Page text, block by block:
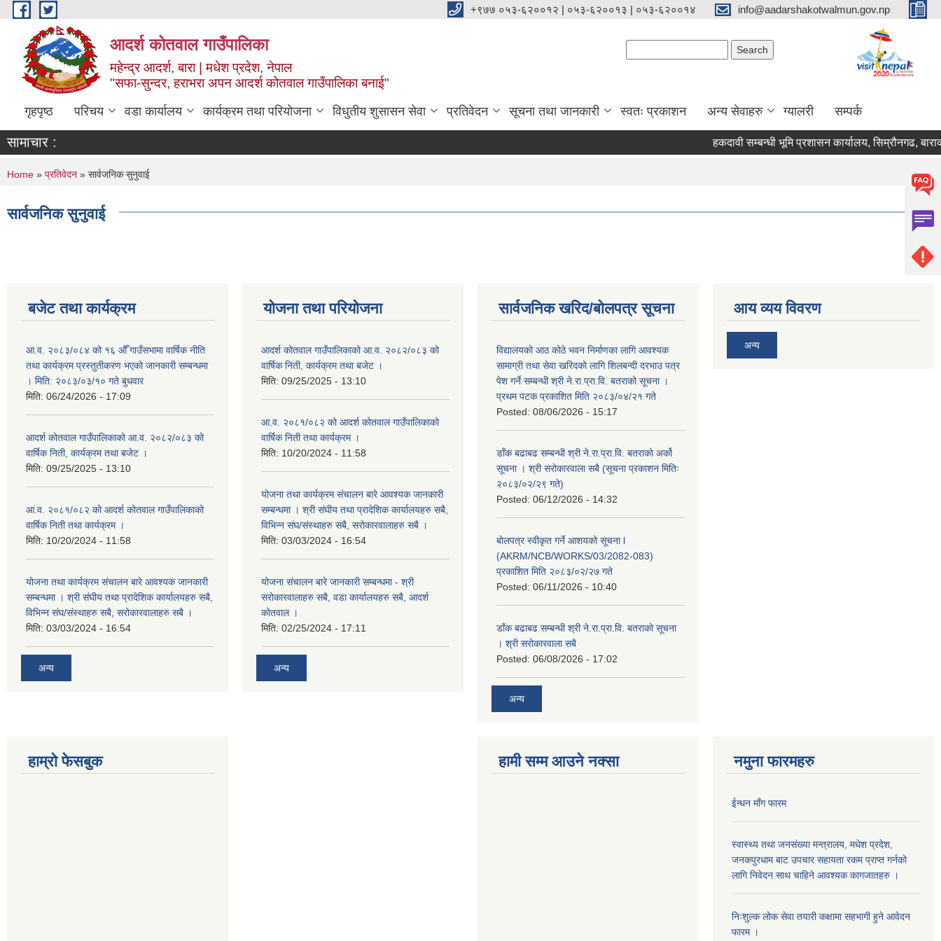
Skip to main content +९७७ ०५३-६२००१२ | ०५३-६२००१३ | ०५३-६२००१४ info@aadarshakotwalmun.gov.np
आदर्श कोतवाल गाउँपालिका
महेन्द्र आदर्श, बारा | मधेश प्रदेश, नेपाल
"सफा-सुन्दर, हराभरा अपन आदर्श कोतवाल गाउँपालिका बनाई"
गृहपृष्ठ परिचय वडा कार्यालय कार्यक्रम तथा परियोजना विधुतीय शुसासन सेवा प्रतिवेदन सूचना तथा जानकारी स्वतः प्रकाशन अन्य सेवाहरु ग्यालरी सम्पर्क
सामाचार : हकदावी सम्बन्धी भूमि प्रशासन कार्यालय, सिम्रौनगढ,
You are here
Home » प्रतिवेदन » सार्वजनिक सुनुवाई
सार्वजनिक सुनुवाई
बजेट तथा कार्यक्रम
आ.व. २०८३/०८४ को १६ औँ गाउँसभामा वार्षिक नीति
तथा कार्यक्रम प्रस्तुतीकरण भएको जानकारी सम्बन्धमा
। मिति: २०८३/०३/१० गते बुधवार
मिति: 06/24/2026 - 17:09
आदर्श कोतवाल गाउँपालिकाको आ.व. २०८२/०८३ को
वार्षिक निती, कार्यक्रम तथा बजेट ।
मिति: 09/25/2025 - 13:10
आ.व. २०८१/०८२ को आदर्श कोतवाल गाउँपालिकाको
वार्षिक निती तथा कार्यक्रम ।
मिति: 10/20/2024 - 11:58
योजना तथा कार्यक्रम संचालन बारे आवश्यक जानकारी
सम्बन्धमा । श्री संघीय तथा प्रादेशिक कार्यालयहरु सबै,
विभिन्‍न संघ/संस्थाहरु सबै, सरोकारवालाहरु सबै ।
मिति: 03/03/2024 - 16:54
अन्य
योजना तथा परियोजना
आदर्श कोतवाल गाउँपालिकाको आ.व. २०८२/०८३ को
वार्षिक निती, कार्यक्रम तथा बजेट ।
मिति: 09/25/2025 - 13:10
आ.व. २०८१/०८२ को आदर्श कोतवाल गाउँपालिकाको
वार्षिक निती तथा कार्यक्रम ।
मिति: 10/20/2024 - 11:58
योजना तथा कार्यक्रम संचालन बारे आवश्यक जानकारी
सम्बन्धमा । श्री संघीय तथा प्रादेशिक कार्यालयहरु सबै,
विभिन्‍न संघ/संस्थाहरु सबै, सरोकारवालाहरु सबै ।
मिति: 03/03/2024 - 16:54
योजना संचालन बारे जानकारी सम्बन्धमा - श्री
सरोकारवालाहरु सबै, वडा कार्यालयहरु सबै, आदर्श
कोतवाल ।
मिति: 02/25/2024 - 17:11
अन्य
सार्वजनिक खरिद/बोलपत्र सूचना
विद्यालयको आठ कोठे भवन निर्माणका लागि आवश्यक
सामाग्री तथा सेवा खरिदको लागि शिलबन्दी दरभाउ पत्र
पेश गर्ने सम्बन्धी श्री ने.रा.प्रा.वि. बतराको सूचना ।
प्रथम पटक प्रकाशित मिति २०८३/०४/२१ गते
Posted: 08/06/2026 - 15:17
डाँक बढाबढ सम्बन्धी श्री ने.रा.प्रा.वि. बतराको अर्को
सूचना । श्री सरोकारवाला सबै (सूचना प्रकाशन मितिः
२०८३/०२/२९ गते)
Posted: 06/12/2026 - 14:32
बोलपत्र स्वीकृत गर्ने आशयको सूचना l
(AKRM/NCB/WORKS/03/2082-083)
प्रकाशित मिति २०८३/०२/२७ गते
Posted: 06/11/2026 - 10:40
डाँक बढाबढ सम्बन्धी श्री ने.रा.प्रा.वि. बतराको सूचना
। श्री सरोकारवाला सबै
Posted: 06/08/2026 - 17:02
अन्य
आय व्यय विवरण
अन्य
हाम्रो फेसबुक हामी सम्म आउने नक्सा नमुना फारमहरु
ईन्धन माँग फारम
स्वास्थ्य तथा जनसंख्या मन्त्रालय, मधेश प्रदेश,
जनकपुरधाम बाट उपचार सहायता रकम प्राप्त गर्नको
लागि निवेदन साथ चाहिने आवश्यक कागजातहरु ।
निःशुल्क लोक सेवा तयारी कक्षामा सहभागी हुने आवेदन
फारम ।